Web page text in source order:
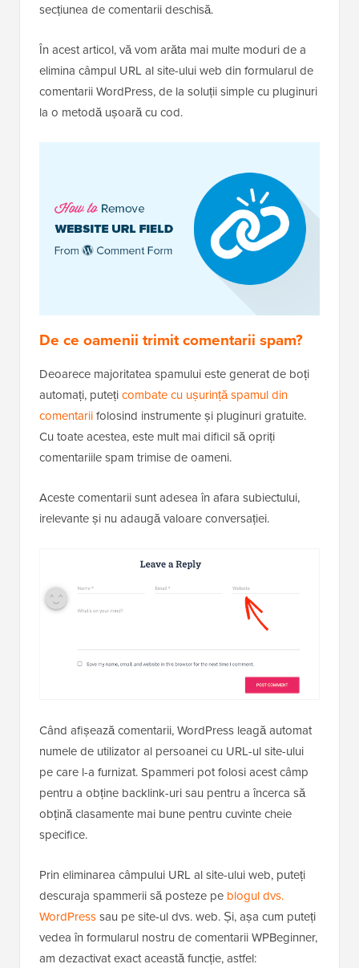
secțiunea de comentarii deschisă.
În acest articol, vă vom arăta mai multe moduri de a
elimina câmpul URL al site-ului web din formularul de
comentarii WordPress, de la soluții simple cu pluginuri
la o metodă ușoară cu cod.
De ce oamenii trimit comentarii spam?
Deoarece majoritatea spamului este generat de boți
automați, putețicombate cu ușurință spamul din
comentariifolosind instrumente și pluginuri gratuite.
Cu toate acestea, este mult mai dificil să opriți
comentariile spam trimise de oameni.
Aceste comentarii sunt adesea în afara subiectului,
irelevante și nu adaugă valoare conversației.
Când afișează comentarii, WordPress leagă automat
numele de utilizator al persoanei cu URL-ul site-ului
pe care l-a furnizat. Spammeri pot folosi acest câmp
pentru a obține backlink-uri sau pentru a încerca să
obțină clasamente mai bune pentru cuvinte cheie
specifice.
Prin eliminarea câmpului URL al site-ului web, puteți
descuraja spammerii să posteze pe blogul dvs.
WordPresssau pe site-ul dvs. web. Și, așa cum puteți
vedea în formularul nostru de comentarii WPBeginner,
am dezactivat exact această funcție, astfel: